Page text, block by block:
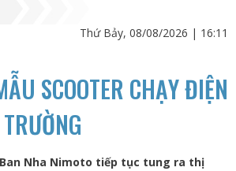
Thứ Bảy, 08/08/2026 | 16:11
SCOOTER CHẠY ĐIỆN
Nha Nimoto tiếp tục tung ra thị